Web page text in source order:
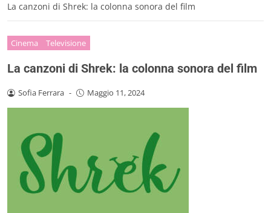
La canzoni di Shrek: la colonna sonora del film
Cinema Televisione
La canzoni di Shrek: la colonna sonora del film
Sofia Ferrara - Maggio 11, 2024